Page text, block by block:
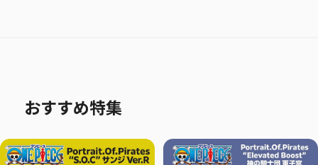
おすすめ特集